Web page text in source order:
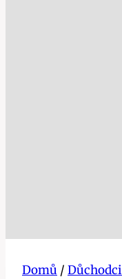
Domů / Důchodci